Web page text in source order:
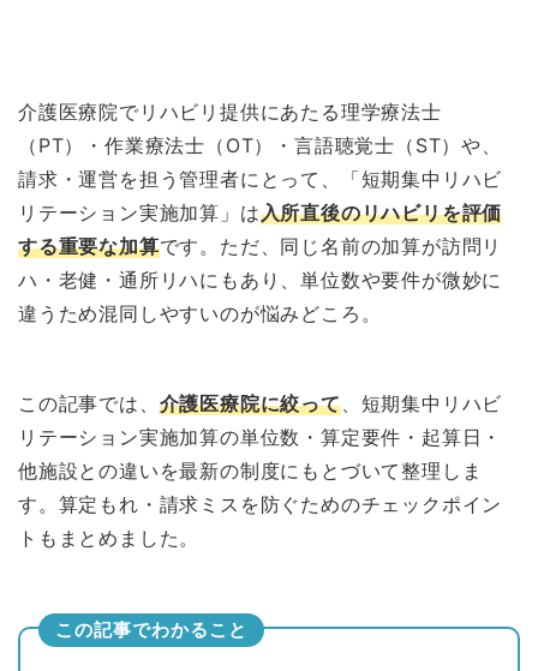
介護医療院でリハビリ提供にあたる理学療法士
（PT）・作業療法士（OT）・言語聴覚士（ST）や、
請求・運営を担う管理者にとって、「短期集中リハビ
リテーション実施加算」は入所直後のリハビリを評価
する重要な加算です。ただ、同じ名前の加算が訪問リ
ハ・老健・通所リハにもあり、単位数や要件が微妙に
違うため混同しやすいのが悩みどころ。
この記事では、 介護医療院に絞って、短期集中リハビ
リテーション実施加算の単位数・算定要件・起算日・
他施設との違いを最新の制度にもとづいて整理しま
す。算定もれ・請求ミスを防ぐためのチェックポイン
トもまとめました。
この記事でわかること